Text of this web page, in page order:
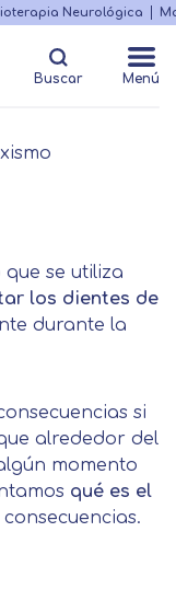
Neurológica
Buscar Menú
se utiliza
los dientes de
durante la
si
alrededor del
momento
qué es el